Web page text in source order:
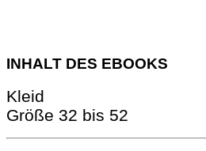
INHALT DES EBOOKS
Kleid
Größe 32 bis 52